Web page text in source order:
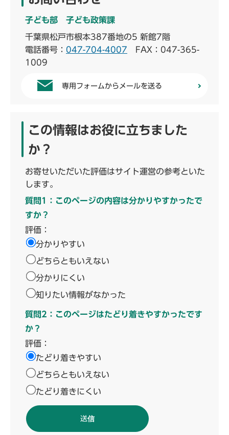
子ども部 子ども政策課
千葉県松戸市根本387番地の5 新館7階
電話番号： 047-704-4007 FAX：047-365-
1009
専用フォームからメールを送る
この情報はお役に立ちました
か？
お寄せいただいた評価はサイト運営の参考といた
します。
質問1：このページの内容は分かりやすかったで
すか？
評価：
分かりやすい
どちらともいえない
分かりにくい
知りたい情報がなかった
質問2：このページはたどり着きやすかったです
か？
評価：
たどり着きやすい
どちらともいえない
たどり着きにくい